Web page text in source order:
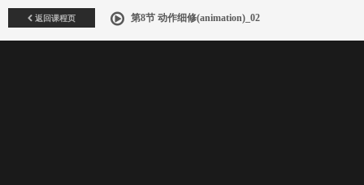
返回课程页 第8节 动作细修(animation)_02